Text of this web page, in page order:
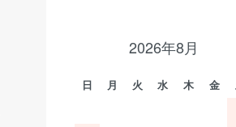
2026年8月
日 月 火 水 木 金